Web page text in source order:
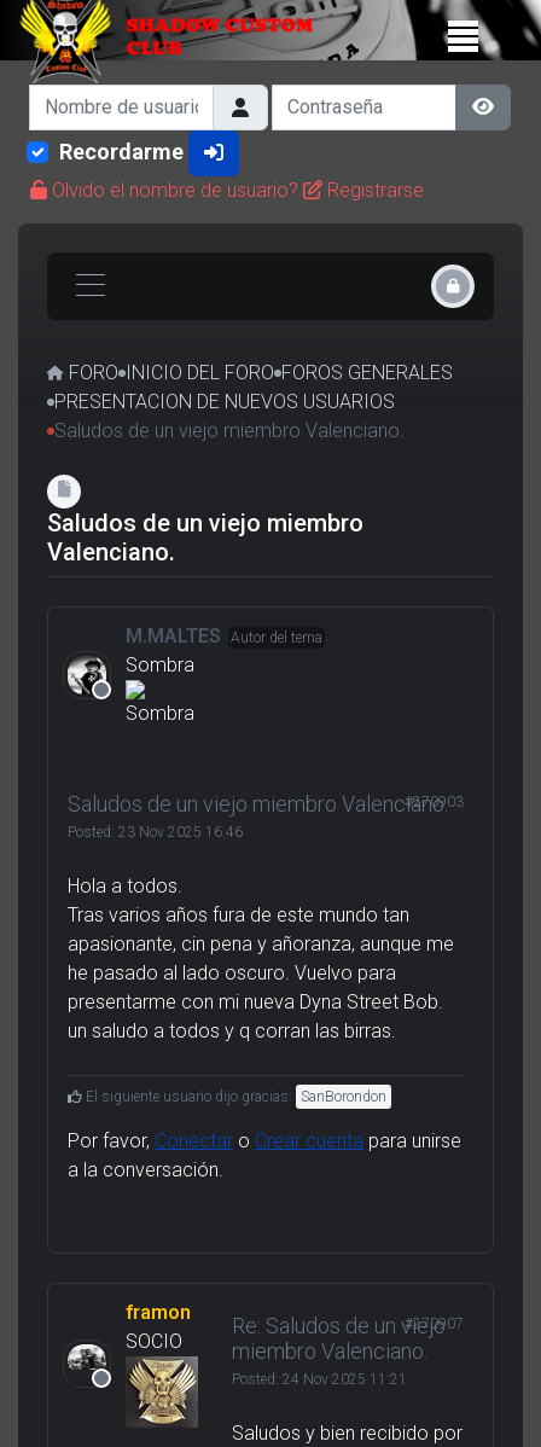
Nombre de usuario Contraseña
Show
Recordarme
Olvido el nombre de usuario? Registrarse
FORO INICIO DEL FORO FOROS GENERALES
PRESENTACION DE NUEVOS USUARIOS
Saludos de un viejo miembro Valenciano.
Saludos de un viejo miembro
Valenciano.
M.MALTES Autor del tema
Sombra
Saludos de un viejo miembro Valenciano.
Posted: 23 Nov 2025 16:46
#270903
Hola a todos.
Tras varios años fura de este mundo tan
apasionante, cin pena y añoranza, aunque me
he pasado al lado oscuro. Vuelvo para
presentarme con mi nueva Dyna Street Bob.
un saludo a todos y q corran las birras.
El siguiente usuario dijo gracias: SanBorondon
Por favor, Conectar o Crear cuenta para unirse
a la conversación.
framon
SOCIO
Re: Saludos de un viejo
miembro Valenciano.
Posted: 24 Nov 2025 11:21
#270907
Saludos y bien recibido por